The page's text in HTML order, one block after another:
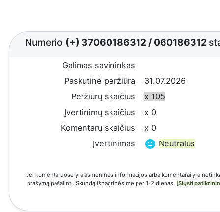
Numerio (+) 37060186312 /060186312
Galimas savininkas
Paskutinė peržiūra
31.07.2026
Peržiūrų skaičius
x 105
Įvertinimų skaičius
x 0
Komentarų skaičius
x 0
Įvertinimas
Neutralus
Jei komentaruose yra asmeninės informacijos arba komentarai yra
prašymą pašalinti. Skundą išnagrinėsime per 1-2 dienas. [Siųsti